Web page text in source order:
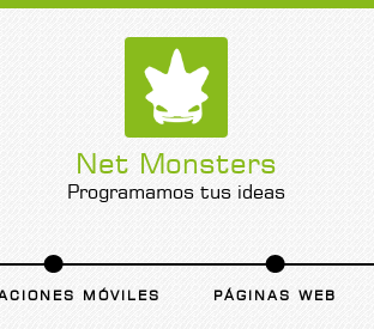
Net Monsters
Programamos tus ideas
MÓVILES PÁGINAS WEB